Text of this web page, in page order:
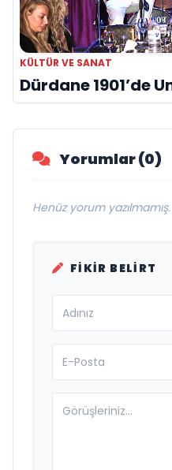
KÜLTÜR VE SANAT
Dürdane 1901’de
Yorumlar (0)
Henüz yorum
FIKIR BELIRT